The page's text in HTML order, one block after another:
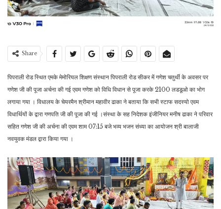
Share
पिपराली रोड स्थित एमके मेमोरियल शिक्षण संस्थान पिपराली रोड सीकर में गणेश चतुर्थी के अवसर पर
गणेश जी की पूजा अर्चना की गई एवम गणेश को विधि विधान से पूजा करके 2100 लडडूओ का भोग
लगाया गया । विधालय के चेयरमैन श्रीमान महावीर ढाका ने बताया कि सभी स्टाफ सदस्यो एवम
विधार्थियों के द्वारा गणपति जी की पूजा की गई ।संस्था के सह निदेशक इंजीनियर मनीष ढाका ने परिवार
सहित गणेश जी की अर्चना की एवम शाम 07:15 बजे भव्य भजन संध्या का आयोजन श्री बालाजी
नवयुवक मंडल द्वारा किया गया ।